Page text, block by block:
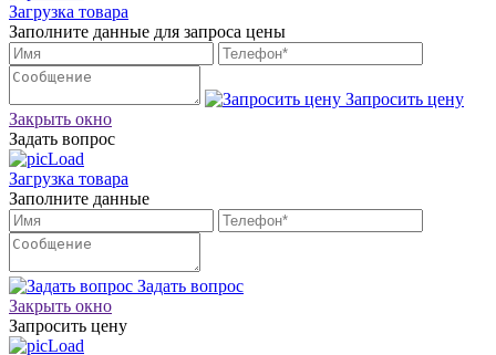
Загрузка товара
Заполните данные для запроса цены
Запросить цену
Закрыть окно
Задать вопрос
Загрузка товара
Заполните данные
Задать вопрос
Закрыть окно
Запросить цену